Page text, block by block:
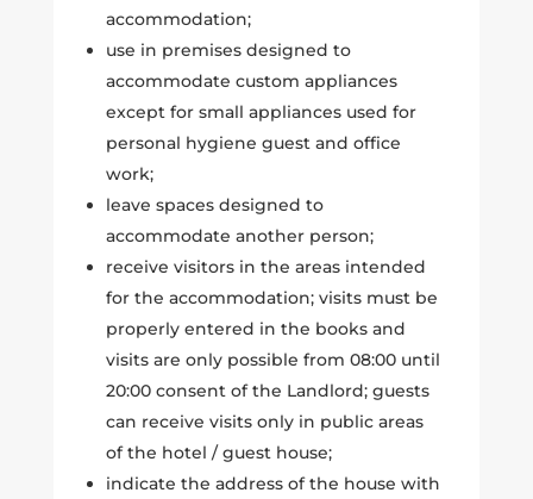
accommodation;
use in premises designed to
accommodate custom appliances
except for small appliances used for
personal hygiene guest and office
work;
leave spaces designed to
accommodate another person;
receive visitors in the areas intended
for the accommodation; visits must be
properly entered in the books and
visits are only possible from 08:00 until
20:00 consent of the Landlord; guests
can receive visits only in public areas
of the hotel / guest house;
indicate the address of the house with